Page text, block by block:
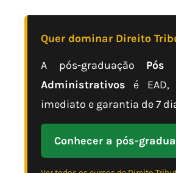
Quer dominar Direito
A pós-graduação Pós
Administrativos é EAD,
imediato e garantia de 7
Conhecer a pós-